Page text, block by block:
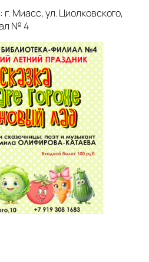
Миасс, ул. Циолковского,
№ 4